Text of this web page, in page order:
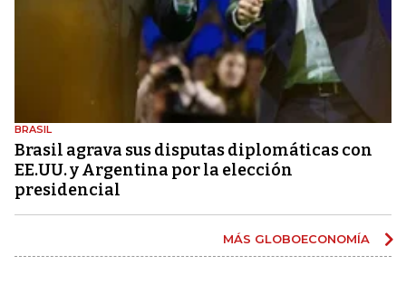
BRASIL
Brasil agrava sus disputas diplomáticas con
EE.UU. y Argentina por la elección
presidencial
MÁS GLOBOECONOMÍA